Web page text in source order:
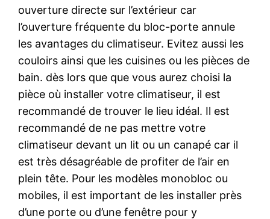
ouverture directe sur l’extérieur car
l’ouverture fréquente du bloc-porte annule
les avantages du climatiseur. Evitez aussi les
couloirs ainsi que les cuisines ou les pièces de
bain. dès lors que que vous aurez choisi la
pièce où installer votre climatiseur, il est
recommandé de trouver le lieu idéal. Il est
recommandé de ne pas mettre votre
climatiseur devant un lit ou un canapé car il
est très désagréable de profiter de l’air en
plein tête. Pour les modèles monobloc ou
mobiles, il est important de les installer près
d’une porte ou d’une fenêtre pour y